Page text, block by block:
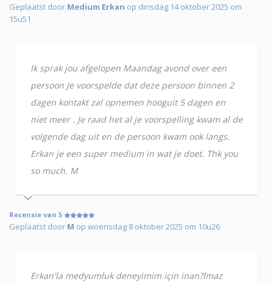
Geplaatst door Medium Erkan op dinsdag 14 oktober 2025 om
15u51
Ik sprak jou afgelopen Maandag avond over een
persoon Je voorspelde dat deze persoon binnen 2
dagen kontakt zal opnemen hooguit 5 dagen en
niet meer . Je raad het al je voorspelling kwam al de
volgende dag uit en de persoon kwam ook langs.
Erkan je een super medium in wat je doet. Thk you
so much. M
Recensie van 5
Geplaatst door M op woensdag 8 oktober 2025 om 10u26
Erkan'la medyumluk deneyimim için inan?lmaz